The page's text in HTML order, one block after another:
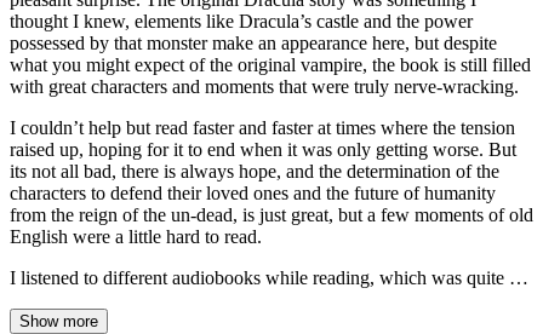
thought I knew, elements like Dracula’s castle and the power
possessed by that monster make an appearance here, but despite
what you might expect of the original vampire, the book is still filled
with great characters and moments that were truly nerve-wracking.
I couldn’t help but read faster and faster at times where the tension
raised up, hoping for it to end when it was only getting worse. But
its not all bad, there is always hope, and the determination of the
characters to defend their loved ones and the future of humanity
from the reign of the un-dead, is just great, but a few moments of old
English were a little hard to read.
I listened to different audiobooks while reading, which was quite …
Show more